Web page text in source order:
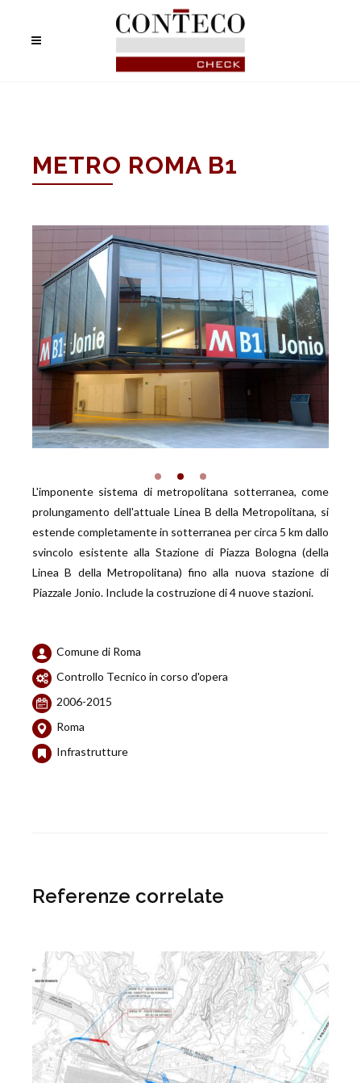
METRO ROMA B1
L'imponente sistema di metropolitana sotterranea, come
prolungamento dell'attuale Linea B della Metropolitana, si
estende completamente in sotterranea per circa 5 km dallo
svincolo esistente alla Stazione di Piazza Bologna (della
Linea B della Metropolitana) fino alla nuova stazione di
Piazzale Jonio. Include la costruzione di 4 nuove stazioni.
Comune di Roma
Controllo Tecnico in corso d'opera
2006-2015
Roma
Infrastrutture
Referenze correlate